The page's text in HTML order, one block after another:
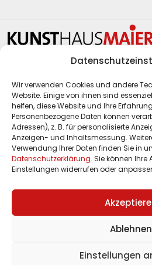
Wir verwenden Cookies und andere
Website. Einige von ihnen sind
helfen, diese Website und Ihre
Personenbezogene Daten können
Adressen), z. B. für personalisierte
Anzeigen- und Inhaltsmessung.
Verwendung Ihrer Daten finden Sie in
Datenschutzerklärung. Sie können Ihre
Einstellungen widerrufen oder
Ablehnen
Einstellungen
Kunsthaus Maier
Waghäusler Straße 6
68753 Waghäusel-Kirrlach
Telefon:+49 7254 9577 790
E-Mail:info@maier-
Webwww.maier-kunsthandel.de
Öffnungszeiten:
Dienstag, Donnerstag und Freitag:
Mittwoch: 10.30 - 13.30, Samstag:
und nach Vereinbarung.